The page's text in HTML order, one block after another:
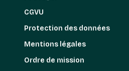
CGVU
Protection des données
Mentions légales
Ordre de mission